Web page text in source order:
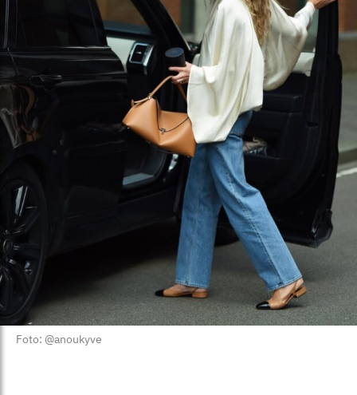
Foto: @anoukyve